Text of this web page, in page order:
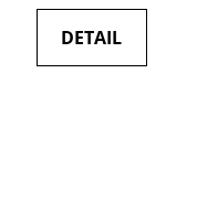
DETAIL